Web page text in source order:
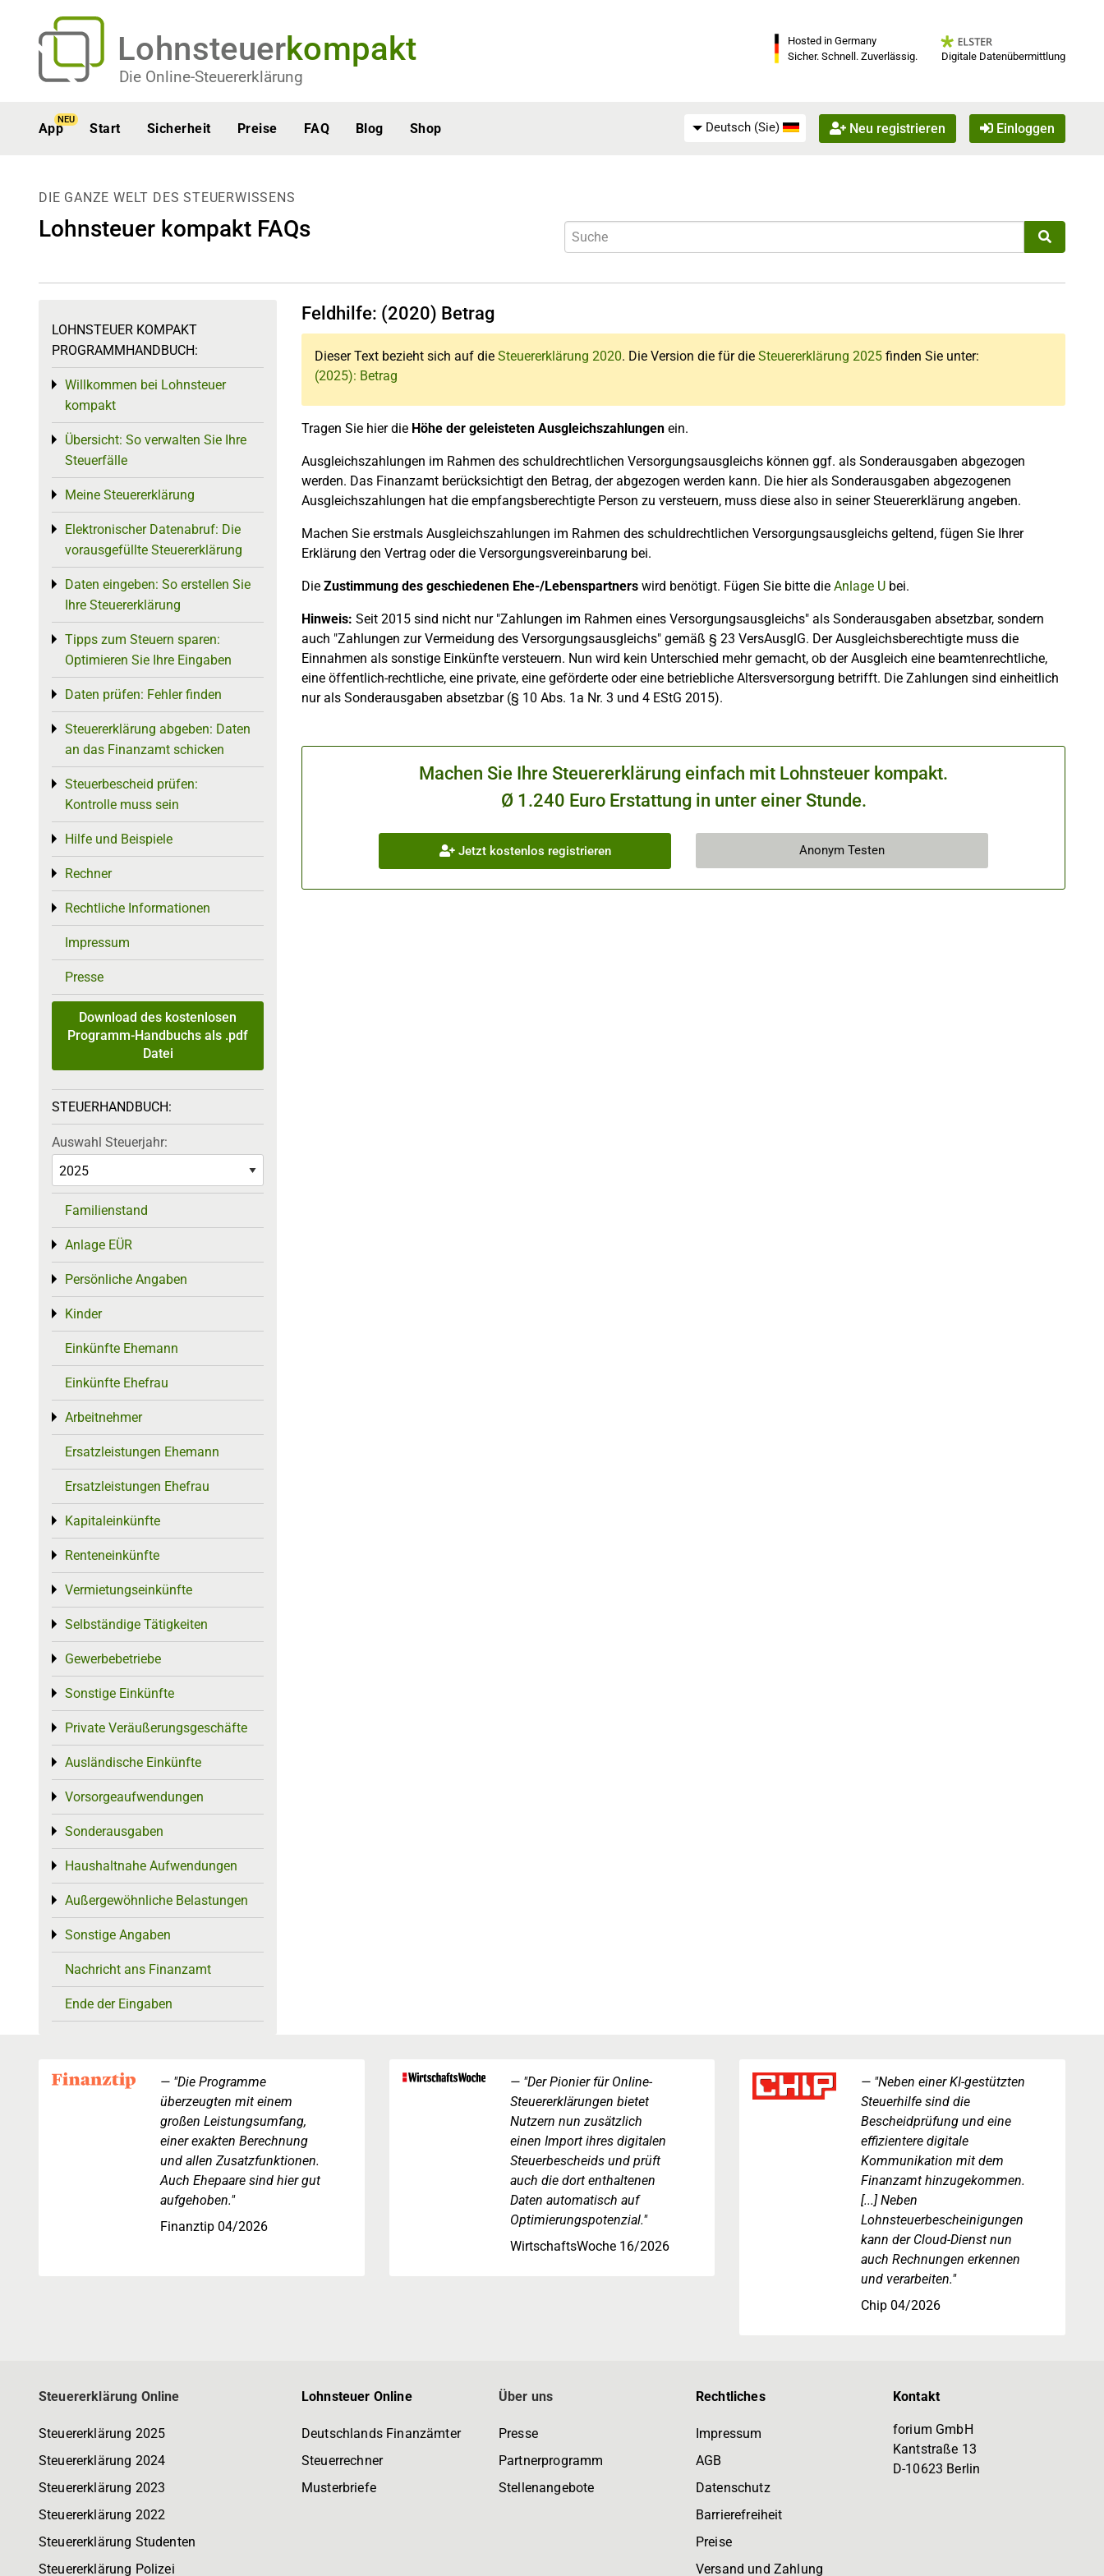
Lohnsteuerkompakt
Die Online-Steuererklärung
Hosted in Germany
Sicher. Schnell. Zuverlässig.
Digitale Datenübermittlung
App
NEU
Start Sicherheit Preise FAQ Blog Shop Deutsch (Sie) Neu registrieren Einloggen
DIE GANZE WELT DES STEUERWISSENS
Lohnsteuer kompakt FAQs
Feldhilfe: (2020) Betrag
Dieser Text bezieht sich auf die Steuererklärung 2020. Die Version die für die Steuererklärung 2025 finden Sie unter:
(2025): Betrag
Tragen Sie hier die Höhe der geleisteten Ausgleichszahlungen ein.
Ausgleichszahlungen im Rahmen des schuldrechtlichen Versorgungsausgleichs können ggf. als Sonderausgaben abgezogen
werden. Das Finanzamt berücksichtigt den Betrag, der abgezogen werden kann. Die hier als Sonderausgaben abgezogenen
Ausgleichszahlungen hat die empfangsberechtigte Person zu versteuern, muss diese also in seiner Steuererklärung angeben.
Machen Sie erstmals Ausgleichszahlungen im Rahmen des schuldrechtlichen Versorgungsausgleichs geltend, fügen Sie Ihrer
Erklärung den Vertrag oder die Versorgungsvereinbarung bei.
Die Zustimmung des geschiedenen Ehe-/Lebenspartners wird benötigt. Fügen Sie bitte die Anlage U bei.
Hinweis: Seit 2015 sind nicht nur "Zahlungen im Rahmen eines Versorgungsausgleichs" als Sonderausgaben absetzbar, sondern
auch "Zahlungen zur Vermeidung des Versorgungsausgleichs" gemäß § 23 VersAusglG. Der Ausgleichsberechtigte muss die
Einnahmen als sonstige Einkünfte versteuern. Nun wird kein Unterschied mehr gemacht, ob der Ausgleich eine beamtenrechtliche,
eine öffentlich-rechtliche, eine private, eine geförderte oder eine betriebliche Altersversorgung betrifft. Die Zahlungen sind einheitlich
nur als Sonderausgaben absetzbar (§ 10 Abs. 1a Nr. 3 und 4 EStG 2015).
Machen Sie Ihre Steuererklärung einfach mit Lohnsteuer kompakt.
Ø 1.240 Euro Erstattung in unter einer Stunde.
Jetzt kostenlos registrieren Anonym Testen
LOHNSTEUER KOMPAKT
PROGRAMMHANDBUCH:
Willkommen bei Lohnsteuer
kompakt
Toggle menu
Übersicht: So verwalten Sie Ihre
Steuerfälle
Toggle menu
Meine Steuererklärung
Toggle menu
Elektronischer Datenabruf: Die
vorausgefüllte Steuererklärung
Toggle menu
Daten eingeben: So erstellen Sie
Ihre Steuererklärung
Toggle menu
Tipps zum Steuern sparen:
Optimieren Sie Ihre Eingaben
Toggle menu
Daten prüfen: Fehler finden
Toggle menu
Steuererklärung abgeben: Daten
an das Finanzamt schicken
Toggle menu
Steuerbescheid prüfen:
Kontrolle muss sein
Toggle menu
Hilfe und Beispiele
Toggle menu
Rechner
Toggle menu
Rechtliche Informationen
Toggle menu
Impressum
Presse
Download des kostenlosen
Programm-Handbuchs als .pdf
Datei
STEUERHANDBUCH:
Auswahl Steuerjahr:
Familienstand
Anlage EÜR
Toggle menu
Persönliche Angaben
Toggle menu
Kinder
Toggle menu
Einkünfte Ehemann
Einkünfte Ehefrau
Arbeitnehmer
Toggle menu
Ersatzleistungen Ehemann
Ersatzleistungen Ehefrau
Kapitaleinkünfte
Toggle menu
Renteneinkünfte
Toggle menu
Vermietungseinkünfte
Toggle menu
Selbständige Tätigkeiten
Toggle menu
Gewerbebetriebe
Toggle menu
Sonstige Einkünfte
Toggle menu
Private Veräußerungsgeschäfte
Toggle menu
Ausländische Einkünfte
Toggle menu
Vorsorgeaufwendungen
Toggle menu
Sonderausgaben
Toggle menu
Haushaltnahe Aufwendungen
Toggle menu
Außergewöhnliche Belastungen
Toggle menu
Sonstige Angaben
Toggle menu
Nachricht ans Finanzamt
Ende der Eingaben
"Die Programme
überzeugten mit einem
großen Leistungsumfang,
einer exakten Berechnung
und allen Zusatzfunktionen.
Auch Ehepaare sind hier gut
aufgehoben."
Finanztip 04/2026
"Der Pionier für Online-
Steuererklärungen bietet
Nutzern nun zusätzlich
einen Import ihres digitalen
Steuerbescheids und prüft
auch die dort enthaltenen
Daten automatisch auf
Optimierungspotenzial."
WirtschaftsWoche 16/2026
"Neben einer KI-gestützten
Steuerhilfe sind die
Bescheidprüfung und eine
effizientere digitale
Kommunikation mit dem
Finanzamt hinzugekommen.
[...] Neben
Lohnsteuerbescheinigungen
kann der Cloud-Dienst nun
auch Rechnungen erkennen
und verarbeiten."
Chip 04/2026
Steuererklärung Online
Steuererklärung 2025
Steuererklärung 2024
Steuererklärung 2023
Steuererklärung 2022
Steuererklärung Studenten
Steuererklärung Polizei
Lohnsteuer Online
Deutschlands Finanzämter
Steuerrechner
Musterbriefe
Über uns
Presse
Partnerprogramm
Stellenangebote
Rechtliches
Impressum
AGB
Datenschutz
Barrierefreiheit
Preise
Versand und Zahlung
Kontakt
forium GmbH
Kantstraße 13
D-10623 Berlin